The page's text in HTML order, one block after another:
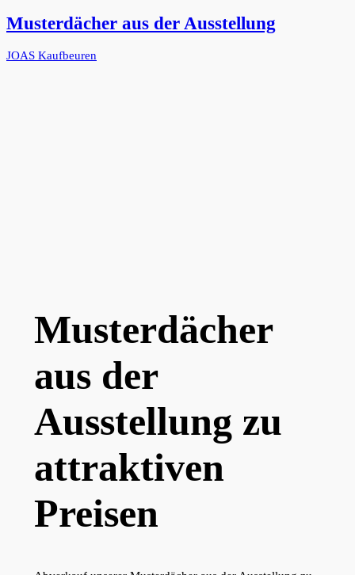
Musterdächer aus der Ausstellung
JOAS Kaufbeuren
Musterdächer
aus der
Ausstellung zu
attraktiven
Preisen